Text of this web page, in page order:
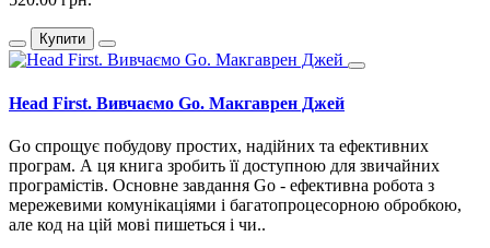
Купити
Head First. Вивчаємо Go. Макгаврен Джей
Go спрощує побудову простих, надійних та ефективних
програм. А ця книга зробить її доступною для звичайних
програмістів. Основне завдання Go - ефективна робота з
мережевими комунікаціями і багатопроцесорною обробкою,
але код на цій мові пишеться і чи..